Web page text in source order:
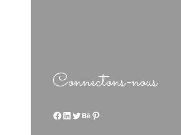
Connectons-nous
Facebook LinkedIn Twitter Behance Pinterest